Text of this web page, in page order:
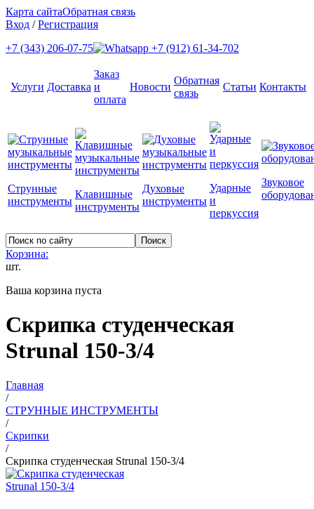
Карта сайтаОбратная связь
Вход /Регистрация
+7 (343) 206-07-75
+7 (912) 61-34-702
Услуги Доставка
Заказ
и
оплата
Новости
Обратная
связь
Статьи Контакты
Струнные
инструменты
Клавишные
инструменты
Духовые
инструменты
Ударные
и
перкуссия
Звуковое
Корзина:
шт.
Ваша корзина пуста
Скрипка студенческая
Strunal 150-3/4
Главная
/
СТРУННЫЕ ИНСТРУМЕНТЫ
/
Скрипки
/
Скрипка студенческая Strunal 150-3/4